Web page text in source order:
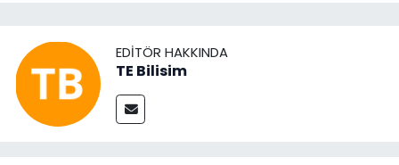
EDITÖR HAKKINDA
TE Bilisim